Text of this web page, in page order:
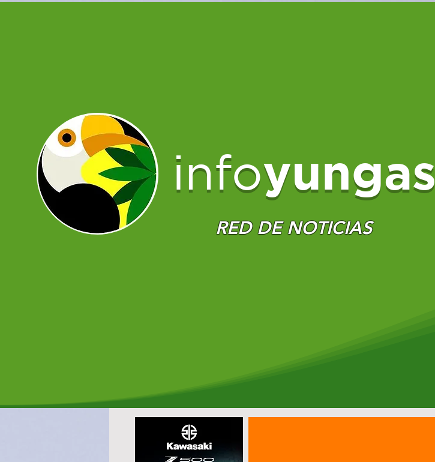
infoyungas
RED DE NOTICIAS